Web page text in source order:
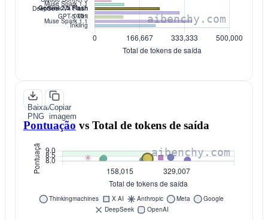
Baixar
PNG
Copiar
imagem
Pontuação vsTotal de tokens de saída